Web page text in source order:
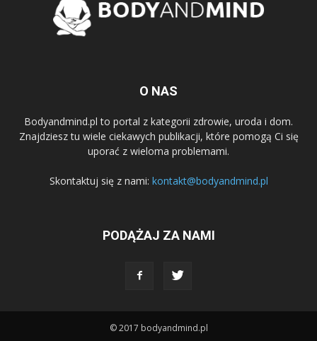
O NAS
Bodyandmind.pl to portal z kategorii zdrowie, uroda i dom.
Znajdziesz tu wiele ciekawych publikacji, które pomogą Ci się
uporać z wieloma problemami.
Skontaktuj się z nami: kontakt@bodyandmind.pl
PODĄŻAJ ZA NAMI
© 2017 bodyandmind.pl